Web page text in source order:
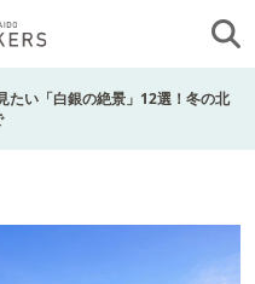
たい「白銀の絶景」12選！冬の北